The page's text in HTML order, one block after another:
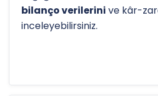
bilanço verilerini ve kâr-
inceleyebilirsiniz.
Hissenin uzun vadeli trendini
analizgöstergeleri önemli